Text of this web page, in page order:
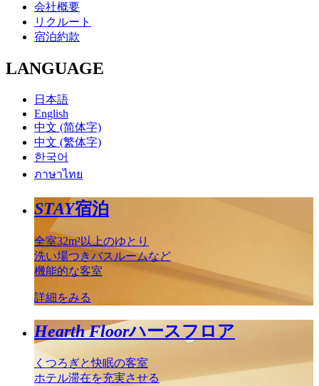
会社概要
リクルート
宿泊約款
LANGUAGE
日本語
English
中文 (简体字)
中文 (繁体字)
한국어
ภาษาไทย
STAY宿泊
全室32m²以上のゆとり
洗い場つきバスルームなど
機能的な客室
詳細をみる
Hearth Floorハースフロア
くつろぎと快眠の客室
ホテル滞在を充実させる